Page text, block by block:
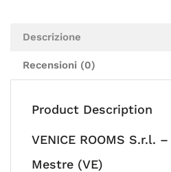
Descrizione
Recensioni (0)
Product Description
VENICE ROOMS S.r.l.
Mestre (VE)